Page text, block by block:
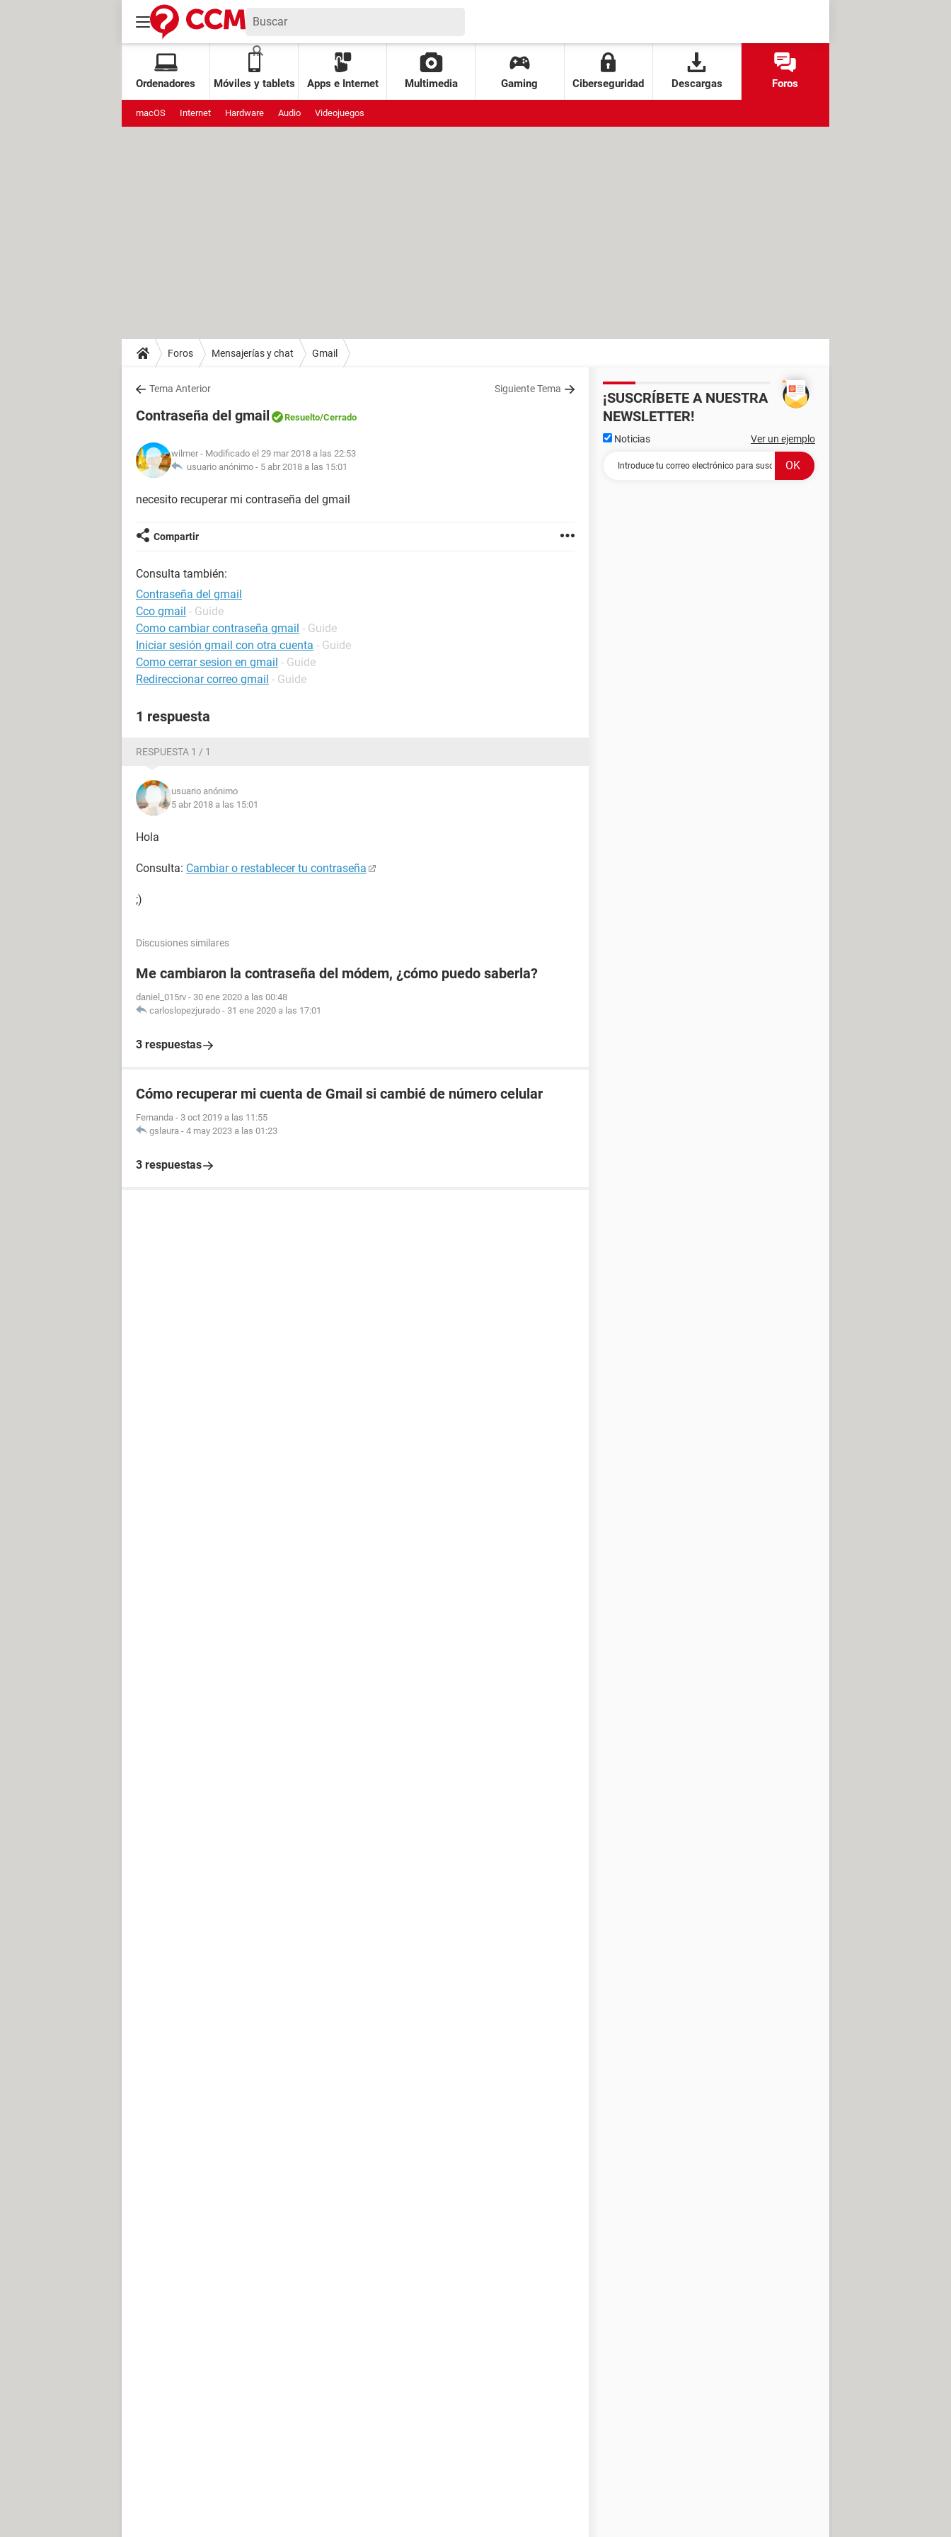
Ordenadores Móviles y tablets Apps e Internet Multimedia Gaming Ciberseguridad Descargas Foros
macOS Internet Hardware Audio Videojuegos
Foros Mensajerías y chat Gmail
Tema Anterior Siguiente Tema
Contraseña del gmail Resuelto/Cerrado
wilmer - Modificado el 29 mar 2018 a las 22:53
usuario anónimo - 5 abr 2018 a las 15:01
necesito recuperar mi contraseña del gmail
Compartir
Consulta también:
Contraseña del gmail
Cco gmail - Guide
Como cambiar contraseña gmail - Guide
Iniciar sesión gmail con otra cuenta - Guide
Como cerrar sesion en gmail - Guide
Redireccionar correo gmail - Guide
1 respuesta
RESPUESTA 1 / 1
usuario anónimo
5 abr 2018 a las 15:01
Hola
Consulta: Cambiar o restablecer tu contraseña
;)
Discusiones similares
Me cambiaron la contraseña del módem, ¿cómo puedo saberla?
daniel_015rv - 30 ene 2020 a las 00:48
carloslopezjurado - 31 ene 2020 a las 17:01
3 respuestas
Cómo recuperar mi cuenta de Gmail si cambié de número celular
Fernanda - 3 oct 2019 a las 11:55
gslaura - 4 may 2023 a las 01:23
3 respuestas
¡SUSCRÍBETE A NUESTRA
NEWSLETTER!
Noticias Ver un ejemplo